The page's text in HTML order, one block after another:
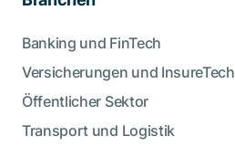
Banking und FinTech
Versicherungen und InsureTech
Öffentlicher Sektor
Transport und Logistik